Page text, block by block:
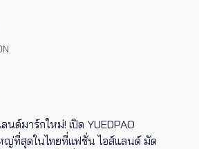
ด์มาร์กใหม่! เปิด YUEDPAO
ญ่ที่สุดในไทยที่แฟชั่น ไอส์แลนด์ มัด